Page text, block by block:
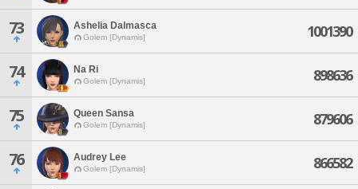
73 Ashelia Dalmasca
Golem [Dynamis] 1001390
74 Na Ri
Golem [Dynamis] 898636
75 Queen Sansa
Golem [Dynamis] 879606
76 Audrey Lee
Golem [Dynamis] 866582